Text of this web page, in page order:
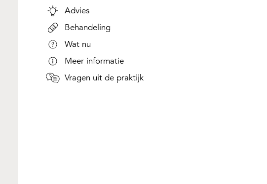
Advies
Behandeling
Wat nu
Meer informatie
Vragen uit de praktijk